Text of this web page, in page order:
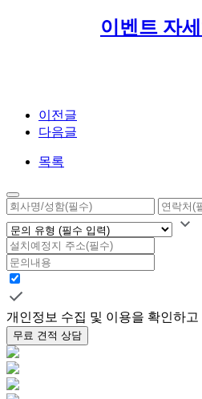
이벤트 자세
이전글
다음글
목록
개인정보 수집 및 이용을 확인하고
무료 견적 상담